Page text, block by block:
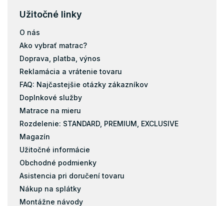
Užitočné linky
O nás
Ako vybrať matrac?
Doprava, platba, výnos
Reklamácia a vrátenie tovaru
FAQ: Najčastejšie otázky zákazníkov
Doplnkové služby
Matrace na mieru
Rozdelenie: STANDARD, PREMIUM, EXCLUSIVE
Magazín
Užitočné informácie
Obchodné podmienky
Asistencia pri doručení tovaru
Nákup na splátky
Montážne návody